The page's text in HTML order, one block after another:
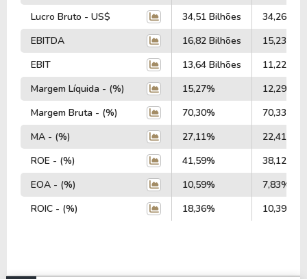
Lucro Bruto - US$
34,51 Bilhões
34,26
EBITDA
16,82 Bilhões
15,23
EBIT
13,64 Bilhões
11,22
Margem Líquida - (%)
15,27%
12,29%
Margem Bruta - (%)
70,30%
70,33%
MA - (%)
27,11%
22,41%
ROE - (%)
41,59%
38,12%
EOA - (%)
10,59%
7,83%
ROIC - (%)
18,36% 10,39%